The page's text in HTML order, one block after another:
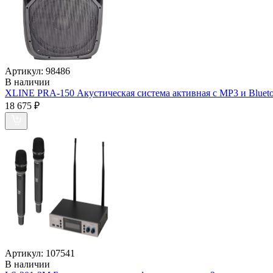
Артикул: 98486
В наличии
XLINE PRA-150 Акустическая система активная с MP3 и
18 675 ₽
Артикул: 107541
В наличии